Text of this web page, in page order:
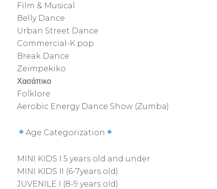
Film & Musical
Belly Dance
Urban Street Dance
Commercial-K pop
Break Dance
Zeimpekiko
Χασάπικο
Folklore
Aerobic Energy Dance Show (Zumba)
Age Categorization
MINI KIDS I 5 years old and under
MINI KIDS II (6-7years old)
JUVENILE I (8-9 years old)